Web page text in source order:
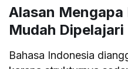
Alasan Mengapa
Mudah Dipelajari
Bahasa Indonesia